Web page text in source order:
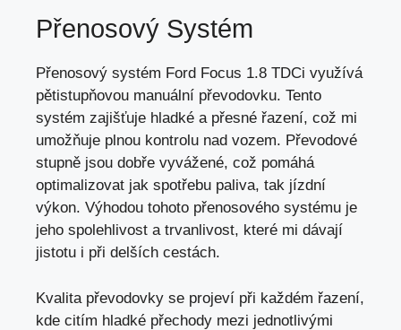
Přenosový Systém
Přenosový systém Ford Focus 1.8 TDCi využívá
pětistupňovou manuální převodovku. Tento
systém zajišťuje hladké a přesné řazení, což mi
umožňuje plnou kontrolu nad vozem. Převodové
stupně jsou dobře vyvážené, což pomáhá
optimalizovat jak spotřebu paliva, tak jízdní
výkon. Výhodou tohoto přenosového systému je
jeho spolehlivost a trvanlivost, které mi dávají
jistotu i při delších cestách.
Kvalita převodovky se projeví při každém řazení,
kde citím hladké přechody mezi jednotlivými